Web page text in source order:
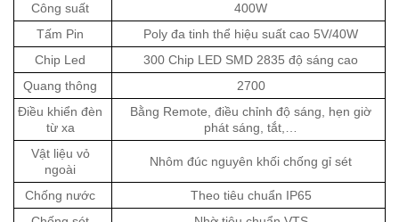
Công suất
400W
Tấm Pin
Poly đa tinh thể hiệu suất cao 5V/40W
Chip Led
300 Chip LED SMD 2835 độ sáng cao
Quang thông
2700
Điều khiển đèn
từ xa
Bằng Remote, điều chỉnh độ sáng, hẹn giờ
phát sáng, tắt,…
Vật liệu vỏ
ngoài
Nhôm đúc nguyên khối chống gỉ sét
Chống nước
Theo tiêu chuẩn IP65